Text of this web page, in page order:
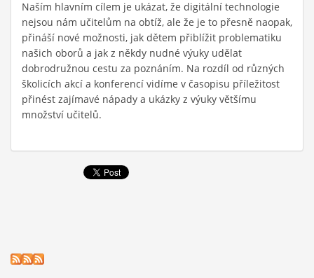
Naším hlavním cílem je ukázat, že digitální technologie
nejsou nám učitelům na obtíž, ale že je to přesně naopak,
přináší nové možnosti, jak dětem přiblížit problematiku
našich oborů a jak z někdy nudné výuky udělat
dobrodružnou cestu za poznáním. Na rozdíl od různých
školicích akcí a konferencí vidíme v časopisu příležitost
přinést zajímavé nápady a ukázky z výuky většímu
množství učitelů.